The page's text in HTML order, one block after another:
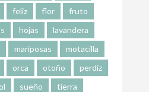
feliz flor
fruto
hojas
lavandera
mariposas
motacilla
orca otoño
perdiz
sueño tierra